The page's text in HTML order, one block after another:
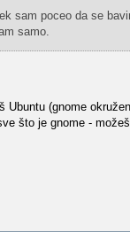
sam poceo da se
samo.
Ubuntu (gnome
što je gnome -